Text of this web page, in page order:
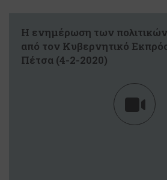
H ενημέρωση των
από τον Κυβερνητικό
Πέτσα (4-2-2020)